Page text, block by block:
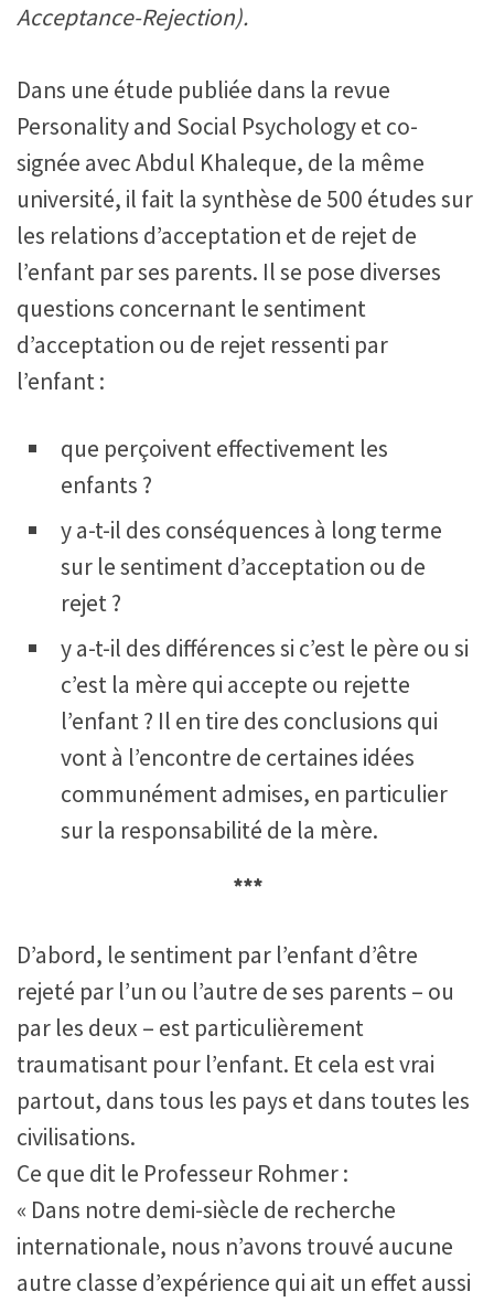
Acceptance-Rejection).
Dans une étude publiée dans la revue
Personality and Social Psychology et co-
signée avec Abdul Khaleque, de la même
université, il fait la synthèse de 500 études sur
les relations d’acceptation et de rejet de
l’enfant par ses parents. Il se pose diverses
questions concernant le sentiment
d’acceptation ou de rejet ressenti par
l’enfant :
que perçoivent effectivement les
enfants ?
y a-t-il des conséquences à long terme
sur le sentiment d’acceptation ou de
rejet ?
y a-t-il des différences si c’est le père ou si
c’est la mère qui accepte ou rejette
l’enfant ? Il en tire des conclusions qui
vont à l’encontre de certaines idées
communément admises, en particulier
sur la responsabilité de la mère.
***
D’abord, le sentiment par l’enfant d’être
rejeté par l’un ou l’autre de ses parents – ou
par les deux – est particulièrement
traumatisant pour l’enfant. Et cela est vrai
partout, dans tous les pays et dans toutes les
civilisations.
Ce que dit le Professeur Rohmer :
« Dans notre demi-siècle de recherche
internationale, nous n’avons trouvé aucune
autre classe d’expérience qui ait un effet aussi